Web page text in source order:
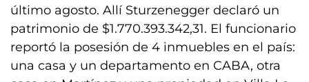
último agosto. Allí Sturzenegger declaró un
patrimonio de $1.770.393.342,31. El funcionario
reportó la posesión de 4 inmuebles en el país:
una casa y un departamento en CABA, otra